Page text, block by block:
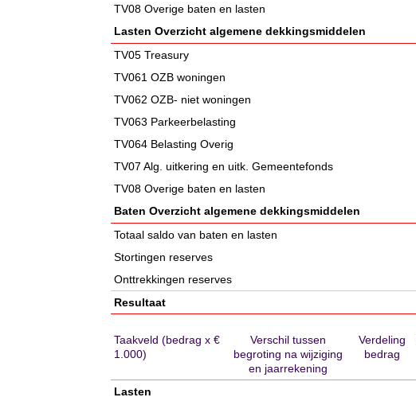
TV08 Overige baten en lasten
Lasten Overzicht algemene dekkingsmiddelen
TV05 Treasury
TV061 OZB woningen
TV062 OZB- niet woningen
TV063 Parkeerbelasting
TV064 Belasting Overig
TV07 Alg. uitkering en uitk. Gemeentefonds
TV08 Overige baten en lasten
Baten Overzicht algemene dekkingsmiddelen
Totaal saldo van baten en lasten
Stortingen reserves
Onttrekkingen reserves
Resultaat
Taakveld (bedrag x €
1.000)
Verschil tussen
begroting na wijziging
en jaarrekening
Verdeling
bedrag
Lasten